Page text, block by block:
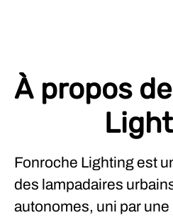
À propos
Fonroche Lighting est
des lampadaires
autonomes, uni par